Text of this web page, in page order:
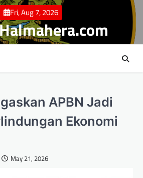
Fri, Aug 7, 2026
APBN Jadi
Ekonomi
May 21, 2026